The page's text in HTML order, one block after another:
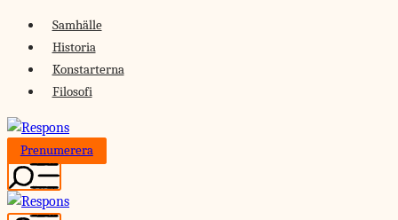
Skip
content
Samhälle
Historia
Konstarterna
Filosofi
Prenumerera